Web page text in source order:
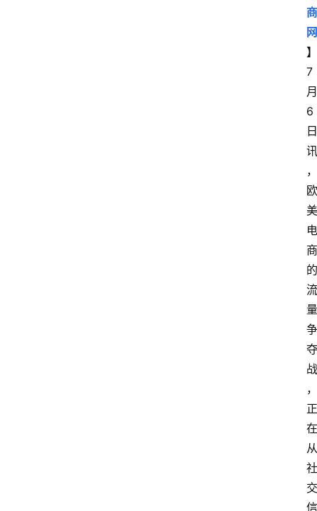
商
网
】
7
月
6
日
讯
，
欧
美
电
商
的
流
量
争
夺
战
，
正
在
从
社
交
信